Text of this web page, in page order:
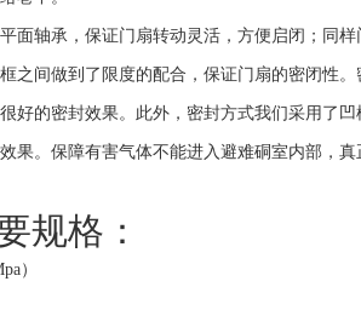
面轴承，保证门扇转动灵活，方便启闭；同
之间做到了限度的配合，保证门扇的密闭性
好的密封效果。此外，密封方式我们采用了
果。保障有害气体不能进入避难硐室内部，
规格：
）